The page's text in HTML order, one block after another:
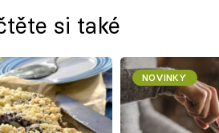
si také
NOVINKY